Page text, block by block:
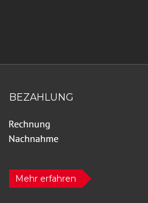
BEZAHLUNG
Mehr erfahren